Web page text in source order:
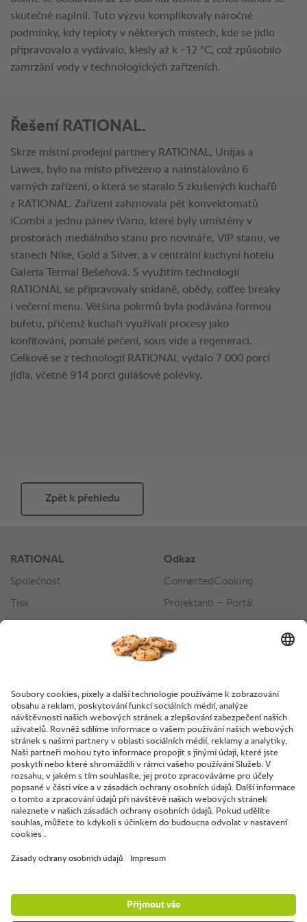
Řešení RATIONAL.
Skrze místní prodejní partnery RATIONAL, Unijas a
Lawex, bylo na místo přivezeno a nainstalováno 6
varných zařízení, o která se staralo 5 zkušených kuchařů
z RATIONAL. Zařízení zahrnovala pět konvektomatů
iCombi a jednu pánev iVario, které byly umístěny v
prostorách mediálního stanu pro novináře, VIP stanu, ve
stanech Nike, Gold a Silver, a v centrální kuchyni hotelu
Galeria Termal Bešeňová. S využitím technologií
RATIONAL se připravovaly snídaně, obědy, coffee breaky
i večerní menu. Většina pokrmů byla podávána formou
bufetu, přičemž kuchaři využívali procesy jako
konfitování, pomalé pečení, sous vide a regeneraci.
Celkově se z technologií RATIONAL vydalo 7 000 porcí
jídla, včetně 914 porcí gulášové polévky.
Zpět k přehledu